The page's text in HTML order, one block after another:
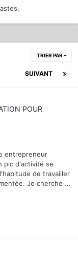
TRIER PAR
SUIVANT
POUR
à
qui fait le même
sur nos
en travaillant à